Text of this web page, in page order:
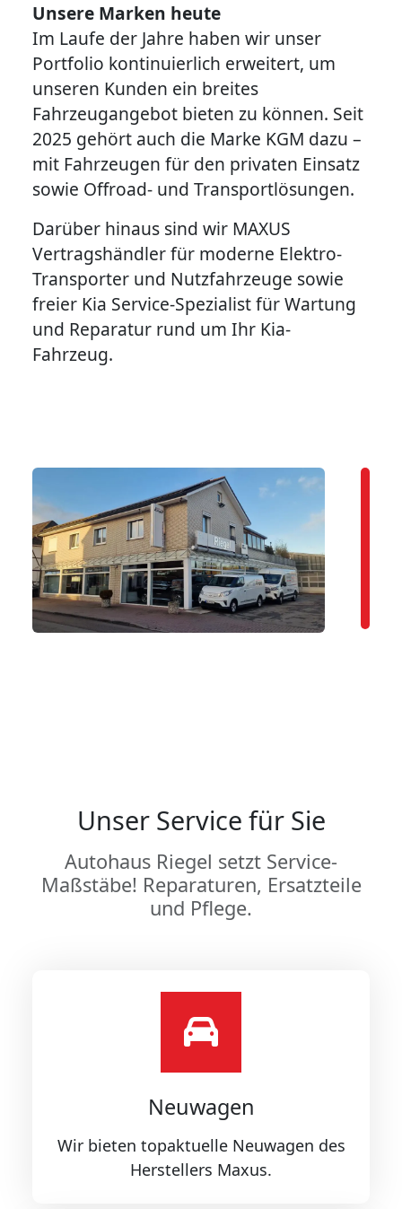
Unsere Marken heute
Im Laufe der Jahre haben wir unser
Portfolio kontinuierlich erweitert, um
unseren Kunden ein breites
Fahrzeugangebot bieten zu können. Seit
2025 gehört auch die Marke KGM dazu –
mit Fahrzeugen für den privaten Einsatz
sowie Offroad- und Transportlösungen.
Darüber hinaus sind wir MAXUS
Vertragshändler für moderne Elektro-
Transporter und Nutzfahrzeuge sowie
freier Kia Service-Spezialist für Wartung
und Reparatur rund um Ihr Kia-
Fahrzeug.
Unser Service für Sie
Autohaus Riegel setzt Service-
Maßstäbe! Reparaturen, Ersatzteile
und Pflege.
Neuwagen
Wir bieten topaktuelle Neuwagen des
Herstellers Maxus.